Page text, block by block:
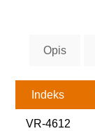
Opis
Indeks
VR-4612